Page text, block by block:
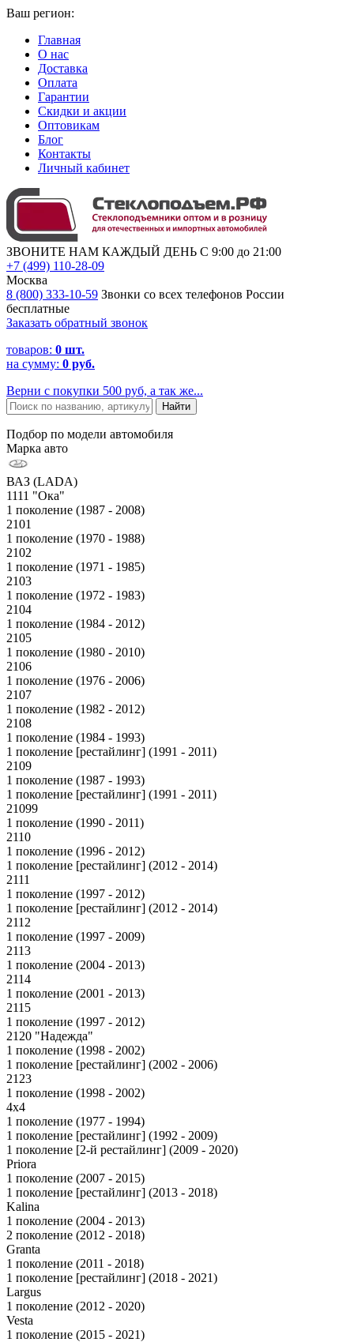
Ваш регион:
Главная
О нас
Доставка
Оплата
Гарантии
Скидки и акции
Оптовикам
Блог
Контакты
Личный кабинет
ЗВОНИТЕ НАМ КАЖДЫЙ ДЕНЬ С 9:00 до 21:00
+7 (499) 110-28-09
Москва
8 (800) 333-10-59 Звонки со всех телефонов России
бесплатные
Заказать обратный звонок
товаров: 0 шт.
на сумму: 0 руб.
Верни с покупки 500 руб, а так же...
Подбор по модели автомобиля
Марка авто
ВАЗ (LADA)
1111 "Ока"
1 поколение (1987 - 2008)
2101
1 поколение (1970 - 1988)
2102
1 поколение (1971 - 1985)
2103
1 поколение (1972 - 1983)
2104
1 поколение (1984 - 2012)
2105
1 поколение (1980 - 2010)
2106
1 поколение (1976 - 2006)
2107
1 поколение (1982 - 2012)
2108
1 поколение (1984 - 1993)
1 поколение [рестайлинг] (1991 - 2011)
2109
1 поколение (1987 - 1993)
1 поколение [рестайлинг] (1991 - 2011)
21099
1 поколение (1990 - 2011)
2110
1 поколение (1996 - 2012)
1 поколение [рестайлинг] (2012 - 2014)
2111
1 поколение (1997 - 2012)
1 поколение [рестайлинг] (2012 - 2014)
2112
1 поколение (1997 - 2009)
2113
1 поколение (2004 - 2013)
2114
1 поколение (2001 - 2013)
2115
1 поколение (1997 - 2012)
2120 "Надежда"
1 поколение (1998 - 2002)
1 поколение [рестайлинг] (2002 - 2006)
2123
1 поколение (1998 - 2002)
4x4
1 поколение (1977 - 1994)
1 поколение [рестайлинг] (1992 - 2009)
1 поколение [2-й рестайлинг] (2009 - 2020)
Priora
1 поколение (2007 - 2015)
1 поколение [рестайлинг] (2013 - 2018)
Kalina
1 поколение (2004 - 2013)
2 поколение (2012 - 2018)
Granta
1 поколение (2011 - 2018)
1 поколение [рестайлинг] (2018 - 2021)
Largus
1 поколение (2012 - 2020)
Vesta
1 поколение (2015 - 2021)